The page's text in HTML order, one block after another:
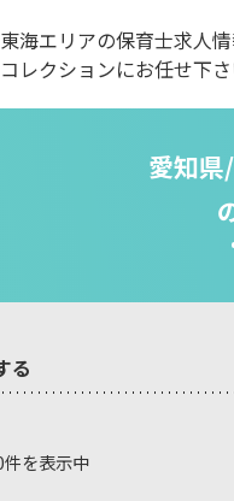
海エリアの保育士求人情
レクションにお任せ下さ
愛知県
る
を表示中